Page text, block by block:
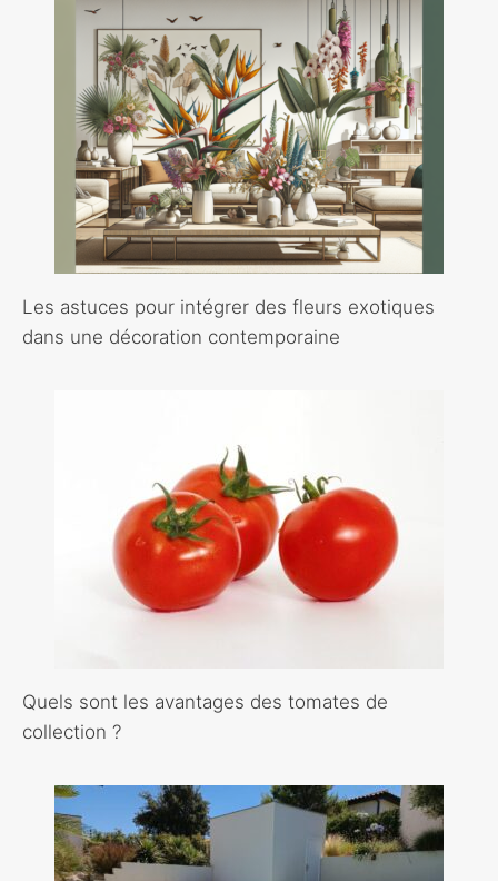
Les astuces pour intégrer des fleurs exotiques
dans une décoration contemporaine
Quels sont les avantages des tomates de
collection ?